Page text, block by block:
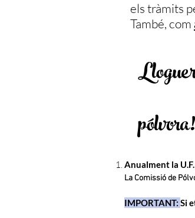
els tràmits
També, com
pólvora!
Anualment la
La Comissió de
IMPORTANT: Si